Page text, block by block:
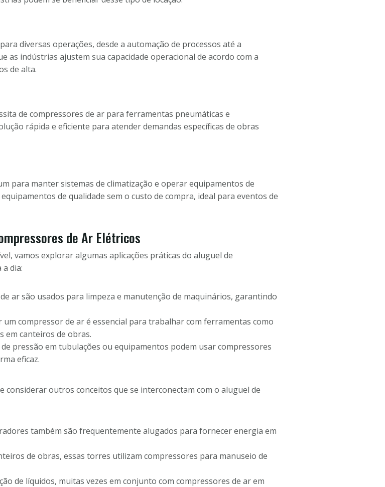
diversas operações, desde a automação de processos até a
as indústrias ajustem sua capacidade operacional de acordo com a
de alta.
de compressores de ar para ferramentas pneumáticas e
rápida e eficiente para atender demandas específicas de obras
para manter sistemas de climatização e operar equipamentos de
de qualidade sem o custo de compra, ideal para eventos de
de Ar Elétricos
vamos explorar algumas aplicações práticas do aluguel de
dia:
ar são usados para limpeza e manutenção de maquinários, garantindo
um compressor de ar é essencial para trabalhar com ferramentas como
em canteiros de obras.
pressão em tubulações ou equipamentos podem usar compressores
eficaz.
considerar outros conceitos que se interconectam com o aluguel de
também são frequentemente alugados para fornecer energia em
de obras, essas torres utilizam compressores para manuseio de
de líquidos, muitas vezes em conjunto com compressores de ar em